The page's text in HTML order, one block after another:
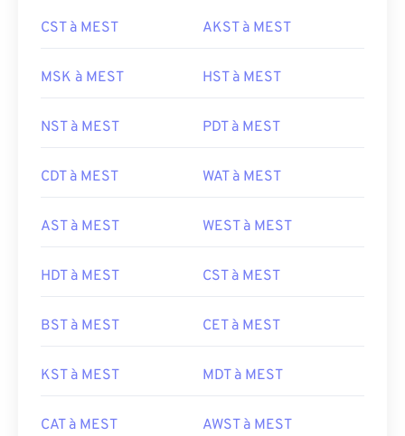
CST à MEST AKST à MEST
MSK à MEST HST à MEST
NST à MEST PDT à MEST
CDT à MEST WAT à MEST
AST à MEST WEST à MEST
HDT à MEST CST à MEST
BST à MEST CET à MEST
KST à MEST MDT à MEST
CAT à MEST AWST à MEST